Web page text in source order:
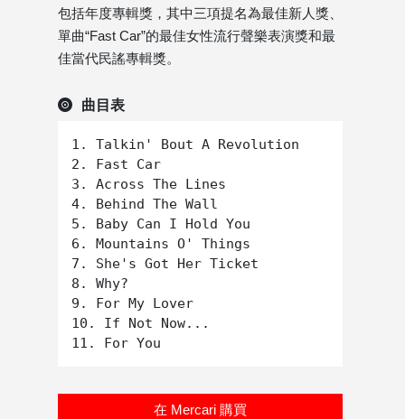
包括年度專輯獎，其中三項提名為最佳新人獎、
單曲“Fast Car”的最佳女性流行聲樂表演獎和最
佳當代民謠專輯獎。
曲目表
1. Talkin' Bout A Revolution
2. Fast Car
3. Across The Lines
4. Behind The Wall
5. Baby Can I Hold You
6. Mountains O' Things
7. She's Got Her Ticket
8. Why?
9. For My Lover
10. If Not Now...
在 Mercari 購買